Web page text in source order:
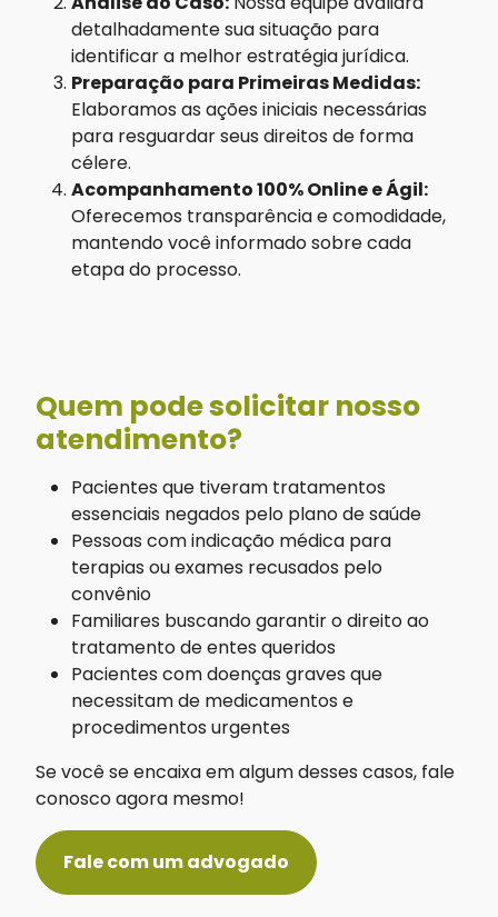
detalhadamente sua situação para
identificar a melhor estratégia jurídica.
Preparação para Primeiras Medidas:
Elaboramos as ações iniciais necessárias
para resguardar seus direitos de forma
célere.
Acompanhamento 100% Online e Ágil:
Oferecemos transparência e comodidade,
mantendo você informado sobre cada
etapa do processo.
Quem pode solicitar nosso
atendimento?
Pacientes que tiveram tratamentos
essenciais negados pelo plano de saúde
Pessoas com indicação médica para
terapias ou exames recusados pelo
convênio
Familiares buscando garantir o direito ao
tratamento de entes queridos
Pacientes com doenças graves que
necessitam de medicamentos e
procedimentos urgentes
Se você se encaixa em algum desses casos, fale
conosco agora mesmo!
Fale com um advogado